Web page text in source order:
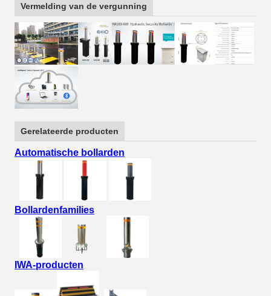
Vermelding van de vergunning
Gerelateerde producten
Automatische bollarden
Bollardenfamilies
IWA-producten